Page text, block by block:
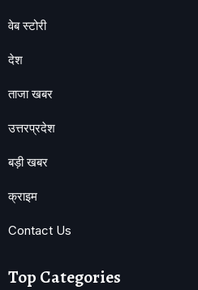
वेब स्टोरी
देश
ताजा खबर
उत्तरप्रदेश
बड़ी खबर
क्राइम
Contact Us
Top Categories